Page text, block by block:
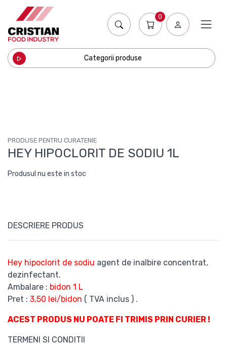
0
Categorii produse
PRODUSE PENTRU CURATENIE
HEY HIPOCLORIT DE SODIU 1L
Produsul nu este in stoc
DESCRIERE PRODUS
Hey hipoclorit de sodiu agent de inalbire concentrat,
dezinfectant.
Ambalare : bidon 1 L
Pret : 3,50 lei/bidon ( TVA inclus ) .
ACEST PRODUS NU POATE FI TRIMIS PRIN CURIER !
TERMENI SI CONDITII